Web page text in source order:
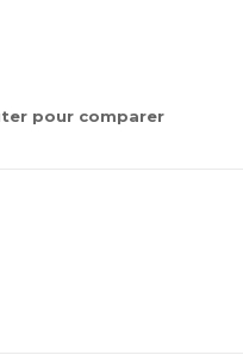
pour comparer